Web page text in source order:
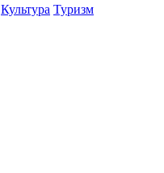
Культура Туризм